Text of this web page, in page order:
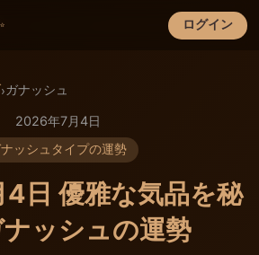
ログイン
×
›ガナッシュ
2026年7月4日
ッシュタイプの運勢
日 優雅な気品を秘
ッシュの運勢